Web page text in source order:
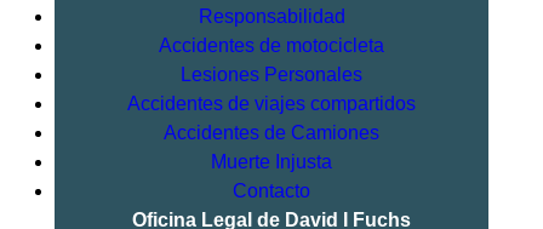
Responsabilidad
Accidentes de motocicleta
Lesiones Personales
Accidentes de viajes compartidos
Accidentes de Camiones
Muerte Injusta
Contacto
Oficina Legal de David I Fuchs